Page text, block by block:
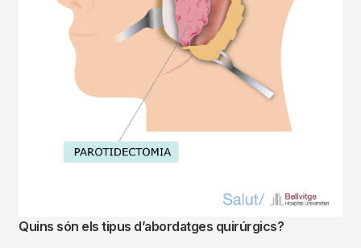
Quins són els tipus d’abordatges quirúrgics?